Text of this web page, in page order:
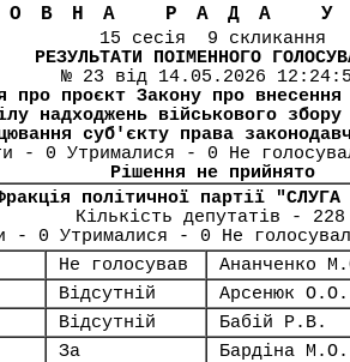
РАДА
15 сесія 9 скликання
РЕЗУЛЬТАТИ ПОІМЕННОГО
№ 23 від 14.05.2026
про проєкт Закону про
надходжень військового
суб'єкту права
- 0 Утрималися - 0 Не
Рішення не прийнято
політичної партії "СЛУГА
Кількість депутатів - 228
- 0 Утрималися - 0 Не
Не голосував Ананченко
Відсутній Арсенюк О.О.
Відсутній Бабій Р.В.
За Бардіна М.О.